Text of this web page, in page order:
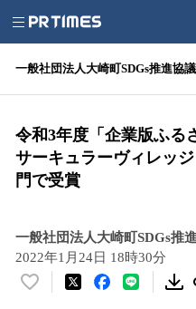
一般社団法人大崎町SDGs推進協
令和3年度「企業版ふる
サーキュラーヴィレッ
門で受賞
一般社団法人大崎町SDGs推
2022年1月24日 18時30分
い